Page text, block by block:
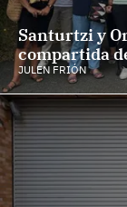
Santurtzi y
compartida
JULEN FRIÓN